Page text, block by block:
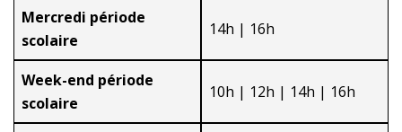
Mercredi période
scolaire
14h | 16h
Week-end période
scolaire
10h | 12h | 14h | 16h